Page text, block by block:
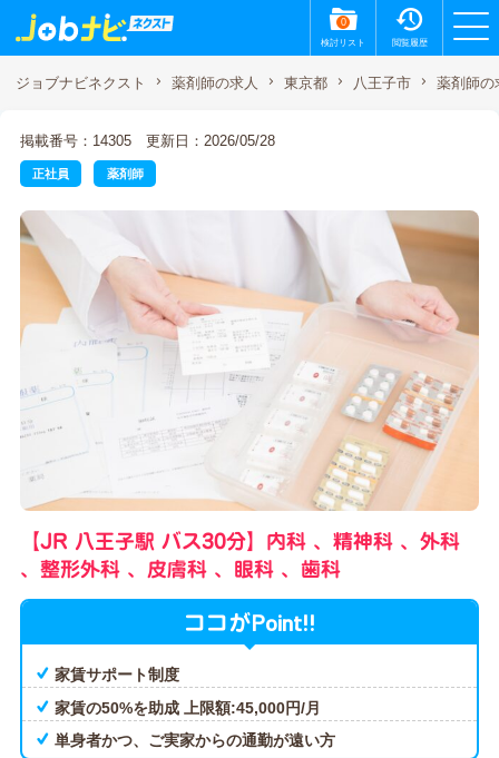
0
検討リスト 閲覧履歴
ジョブナビネクスト 薬剤師の求人 東京都 八王子市 薬剤師の
掲載番号：14305 更新日：2026/05/28
正社員 薬剤師
【JR 八王子駅 バス30分】内科 、精神科 、外科
、整形外科 、皮膚科 、眼科 、歯科
ココがPoint!!
家賃サポート制度
家賃の50%を助成 上限額:45,000円/月
単身者かつ、ご実家からの通勤が遠い方